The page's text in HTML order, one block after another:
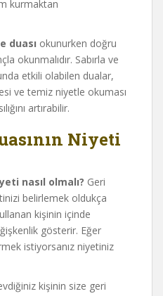
kurmaktan
duası okunurken doğru
okunmalıdır. Sabırla ve
etkili olabilen dualar,
ve temiz niyetle okuması
artırabilir.
Niyeti
nasıl olmalı? Geri
belirlemek oldukça
kişinin içinde
gösterir. Eğer
istiyorsanız niyetiniz
kişinin size geri